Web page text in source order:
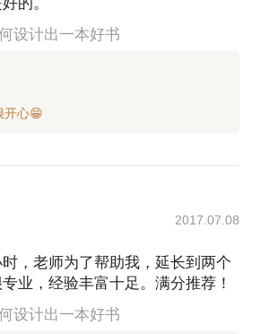
设计出一本好书
2017.07.08
，老师为了帮助我，延长到两个
业，经验丰富十足。满分推荐！
设计出一本好书